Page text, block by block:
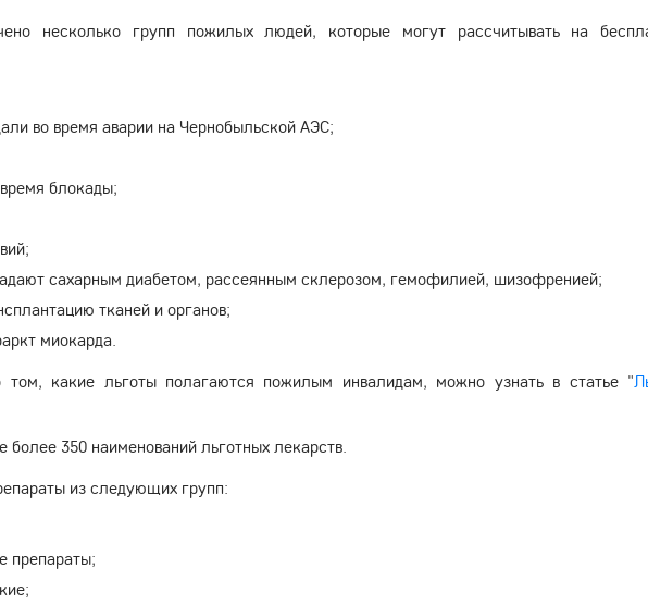
несколько групп пожилых людей, которые могут рассчитывать на
во время аварии на Чернобыльской АЭС;
блокады;
сахарным диабетом, рассеянным склерозом, гемофилией, шизофренией;
тканей и органов;
миокарда.
том, какие льготы полагаются пожилым инвалидам, можно узнать в статье "
350 наименований льготных лекарств.
из следующих групп:
препараты;